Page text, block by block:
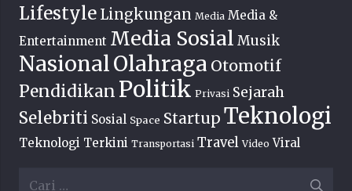
Lifestyle Lingkungan Media Media &
Entertainment Media Sosial Musik
NasionalOlahraga Otomotif
Pendidikan Politik Privasi Sejarah
Selebriti Sosial Space Startup Teknologi
Teknologi Terkini Transportasi Travel Video Viral
Cari